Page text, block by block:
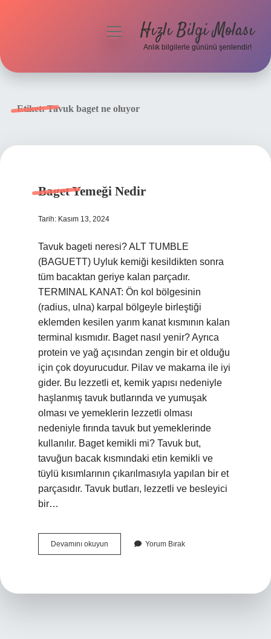
menüyüHızlı Bilgi Molası
Anlık bilgilerle gününü şenlendir!
Etiket:Tavuk baget ne oluyor
Baget Yemeği Nedir
Tarih: Kasım 13, 2024
Tavuk bageti neresi? ALT TUMBLE
(BAGUETT) Uyluk kemiği kesildikten sonra
tüm bacaktan geriye kalan parçadır.
TERMINAL KANAT: Ön kol bölgesinin
(radius, ulna) karpal bölgeyle birleştiği
eklemden kesilen yarım kanat kısmının kalan
terminal kısmıdır. Baget nasıl yenir? Ayrıca
protein ve yağ açısından zengin bir et olduğu
için çok doyurucudur. Pilav ve makarna ile iyi
gider. Bu lezzetli et, kemik yapısı nedeniyle
haşlanmış tavuk butlarında ve yumuşak
olması ve yemeklerin lezzetli olması
nedeniyle fırında tavuk but yemeklerinde
kullanılır. Baget kemikli mi? Tavuk but,
tavuğun bacak kısmındaki etin kemikli ve
tüylü kısımlarının çıkarılmasıyla yapılan bir et
parçasıdır. Tavuk butları, lezzetli ve besleyici
bir…
Devamını okuyun
Yemeği
Yorum Bırak